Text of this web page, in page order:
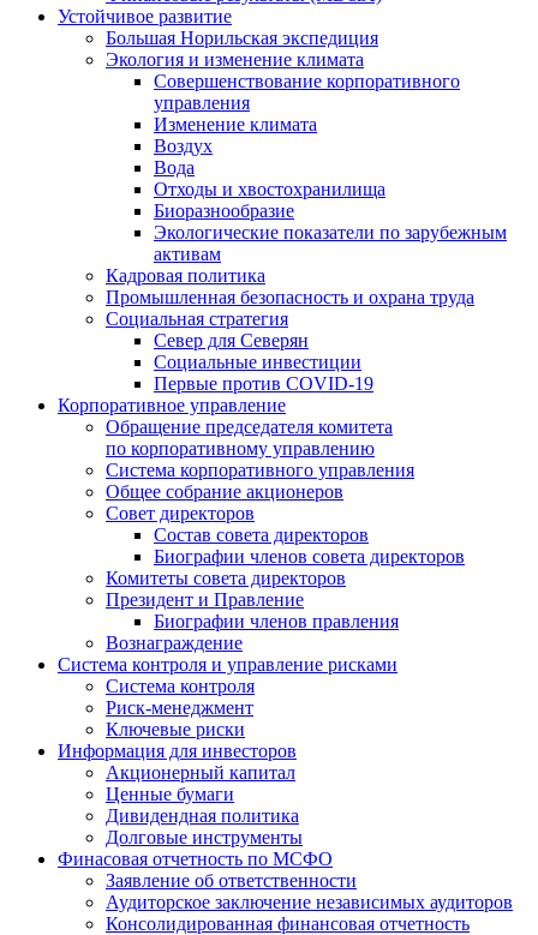
Устойчивое развитие
Большая Норильская экспедиция
Экология и изменение климата
Совершенствование корпоративного
управления
Изменение климата
Воздух
Вода
Отходы и хвостохранилища
Биоразнообразие
Экологические показатели по зарубежным
активам
Кадровая политика
Промышленная безопасность и охрана труда
Социальная стратегия
Север для Северян
Социальные инвестиции
Первые против COVID‑19
Корпоративное управление
Обращение председателя комитета
по корпоративному управлению
Система корпоративного управления
Общее собрание акционеров
Совет директоров
Состав совета директоров
Биографии членов совета директоров
Комитеты совета директоров
Президент и Правление
Биографии членов правления
Вознаграждение
Система контроля и управление рисками
Система контроля
Риск-менеджмент
Ключевые риски
Информация для инвесторов
Акционерный капитал
Ценные бумаги
Дивидендная политика
Долговые инструменты
Финасовая отчетность по МСФО
Заявление об ответственности
Аудиторское заключение независимых аудиторов
Консолидированная финансовая отчетность